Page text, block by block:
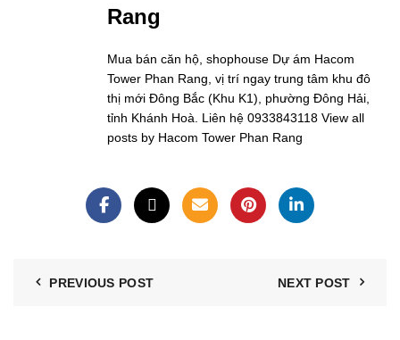
Rang
Mua bán căn hộ, shophouse Dự ám Hacom
Tower Phan Rang, vị trí ngay trung tâm khu đô
thị mới Đông Bắc (Khu K1), phường Đông Hải,
tỉnh Khánh Hoà. Liên hệ 0933843118 View all
posts by Hacom Tower Phan Rang
PREVIOUS POST NEXT POST